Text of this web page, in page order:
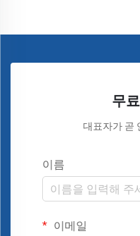
무
대표자가 곧
이름
이메일